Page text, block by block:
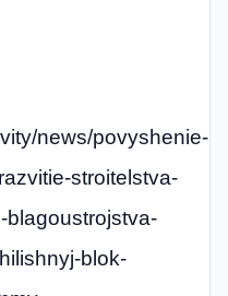
news/povyshenie-
stroitelstva-
blagoustrojstva-
blok-